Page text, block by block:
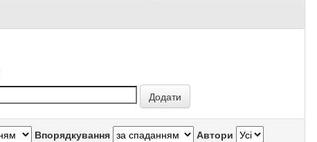
Впорядкування Автори